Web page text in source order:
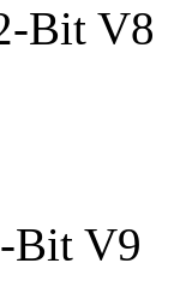
Bit V8
Bit V9